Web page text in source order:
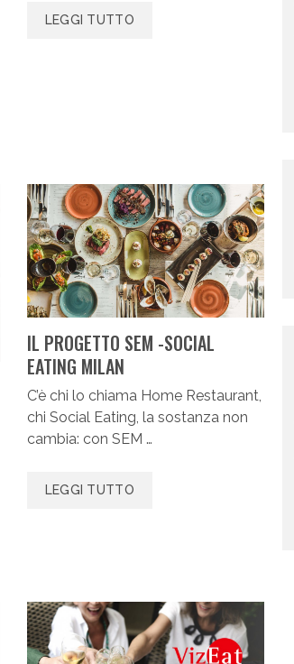
LEGGI TUTTO
IL PROGETTO SEM -SOCIAL
EATING MILAN
C’è chi lo chiama Home Restaurant,
chi Social Eating, la sostanza non
cambia: con SEM …
LEGGI TUTTO